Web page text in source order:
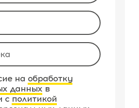
на обработку
данных в
с политикой